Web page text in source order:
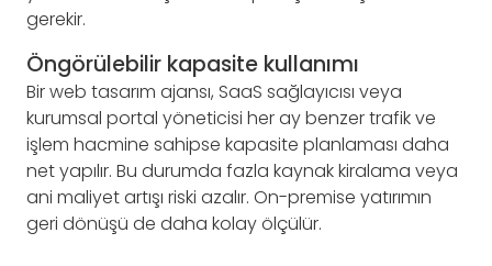
gerekir.
Öngörülebilir kapasite kullanımı
Bir web tasarım ajansı, SaaS sağlayıcısı veya
kurumsal portal yöneticisi her ay benzer trafik ve
işlem hacmine sahipse kapasite planlaması daha
net yapılır. Bu durumda fazla kaynak kiralama veya
ani maliyet artışı riski azalır. On-premise yatırımın
geri dönüşü de daha kolay ölçülür.